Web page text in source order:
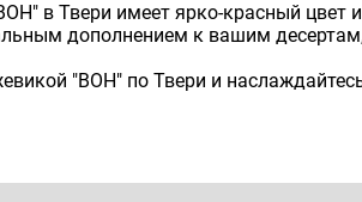
в Твери имеет ярко-красный цвет
дополнением к вашим
"ВОН" по Твери и